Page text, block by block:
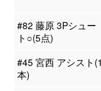
#82 藤原 3Pシュー
ト○(5点)
#45 宮西 アシスト(1
本)